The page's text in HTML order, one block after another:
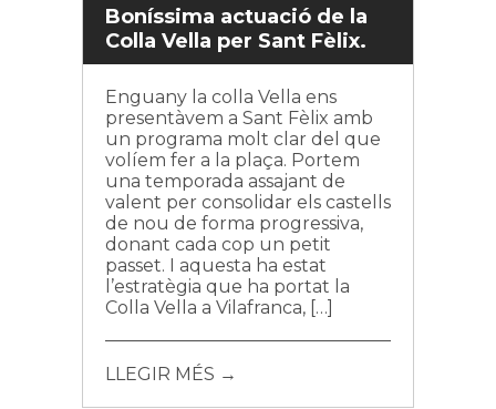
Boníssima actuació de la
Colla Vella per Sant Fèlix.
Enguany la colla Vella ens
presentàvem a Sant Fèlix amb
un programa molt clar del que
volíem fer a la plaça. Portem
una temporada assajant de
valent per consolidar els castells
de nou de forma progressiva,
donant cada cop un petit
passet. I aquesta ha estat
l’estratègia que ha portat la
Colla Vella a Vilafranca, […]
LLEGIR MÉS →